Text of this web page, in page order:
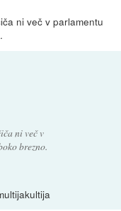
ni več v parlamentu
ni več v
brezno.